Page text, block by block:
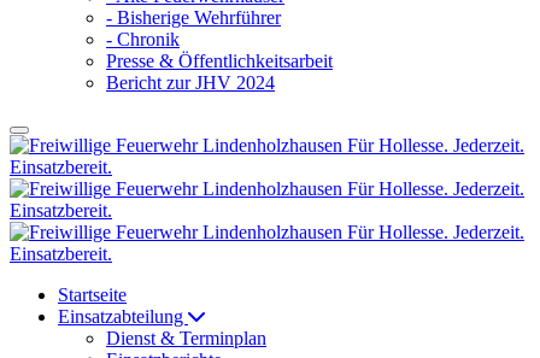
- Bisherige Wehrführer
- Chronik
Presse & Öffentlichkeitsarbeit
Bericht zur JHV 2024
Startseite
Einsatzabteilung
Dienst & Terminplan